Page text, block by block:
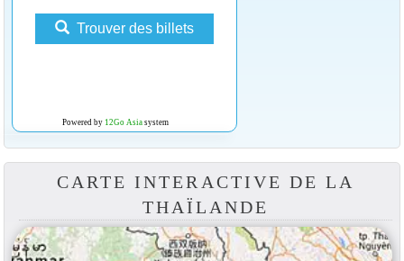
Trouver des billets
Powered by 12Go Asiasystem
CARTE INTERACTIVE DE LA
THAÏLANDE